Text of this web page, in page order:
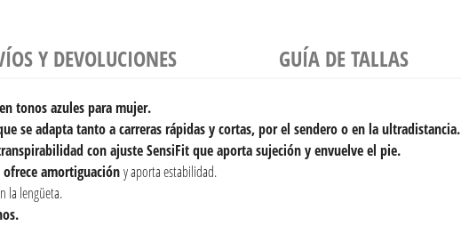
Y DEVOLUCIONES GUÍA DE TALLAS
tonos azules para mujer.
se adapta tanto acarreras rápidas y cortas, por el sendero o en la ultradistancia.
con ajuste SensiFit que aporta sujeción y envuelve el pie.
amortiguacióny aporta estabilidad.
la lengüeta.